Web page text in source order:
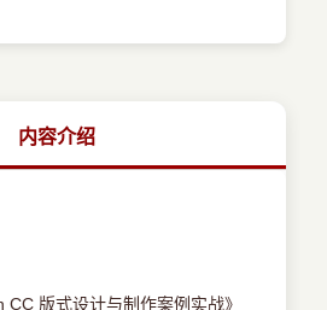
内容介绍
CC 版式设计与制作案例实战》